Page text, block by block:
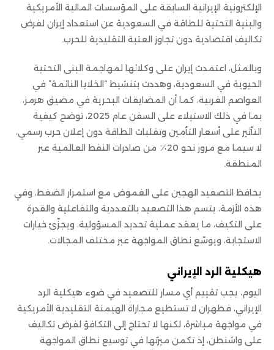
الإلكترونية الإيرانية السابقة على المؤسسات المالية الأمريكية
والبنية التحتية للطاقة في السعودية عن استعداد إيران لفرض
تكاليف اقتصادية دون تجاوز العتبة التقليدية للحرب.
وبالمثل، اعتمدت إيران على وكلائها لمهاجمة البنى التحتية
الحيوية في السعودية، وهددت بتنشيط “الخلايا النائمة” في
العواصم الغربية، كما أن المضايقات البحرية في مضيق هرمز،
بما في ذلك الاستيلاء على السفن عام 2025، توضح كيفية
التأثير على أسعار التأمين وتقلبات الطاقة دون إعلان حرب رسمي،
لا سيما مع مرور نحو 20٪ من صادرات النفط العالمية عبر
المنطقة.
يحافظ التصعيد الهجين على الغموض مع استمرار الضغط، وفي
هذه الأزمة، يتسم هذا التصعيد بالتعددية والتفاعلية والقدرة
على التكيف، ما يعقد عملية تحديد المسؤولية، ويجزّئ خيارات
الاستجابة، ويوسّع نطاق المواجهة عبر مختلف المجالات.
هيكلية الرد الإيراني
اليوم، يجب تقييم أي مسار للتصعيد في ضوء هيكلية الرد
الإيراني، فطهران لا تستطيع مجاراة الهيمنة التقليدية الأمريكية
في مواجهة مباشرة، لكنها لا تحتاج إلى التكافؤ لفرض تكاليف
على واشنطن، إذ تكمن ميزتها في توسيع نطاق المواجهة